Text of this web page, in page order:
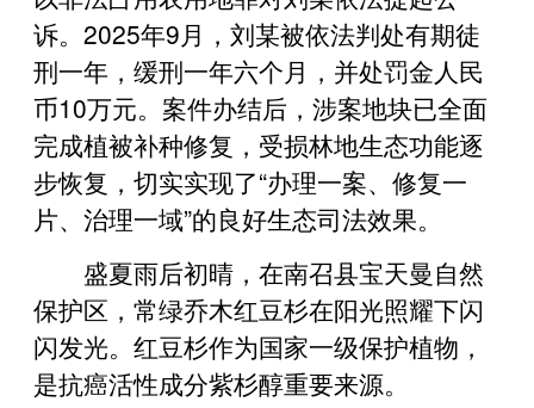
诉。2025年9月，刘某被依法判处有期徒
刑一年，缓刑一年六个月，并处罚金人民
币10万元。案件办结后，涉案地块已全面
完成植被补种修复，受损林地生态功能逐
步恢复，切实实现了“办理一案、修复一
片、治理一域”的良好生态司法效果。
盛夏雨后初晴，在南召县宝天曼自然
保护区，常绿乔木红豆杉在阳光照耀下闪
闪发光。红豆杉作为国家一级保护植物，
是抗癌活性成分紫杉醇重要来源。